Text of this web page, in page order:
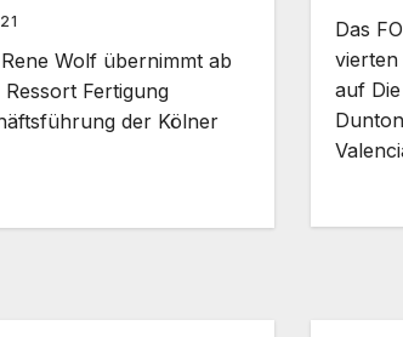
Wolf übernimmt ab
Ressort Fertigung
der Kölner
Das
vierten
auf